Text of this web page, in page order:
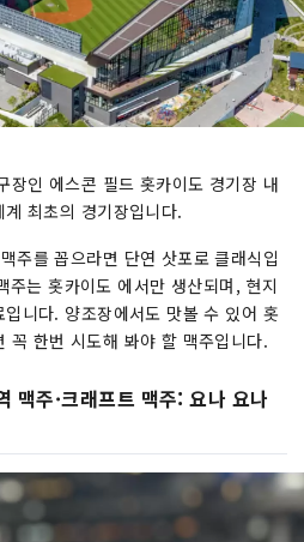
장인 에스콘 필드 홋카이도 경기장 내
최초의 경기장입니다.
주를 꼽으라면 단연 삿포로 클래식입
는 홋카이도 에서만 생산되며, 현지
니다. 양조장에서도 맛볼 수 있어 홋
꼭 한번 시도해 봐야 할 맥주입니다.
맥주·크래프트 맥주: 요나 요나